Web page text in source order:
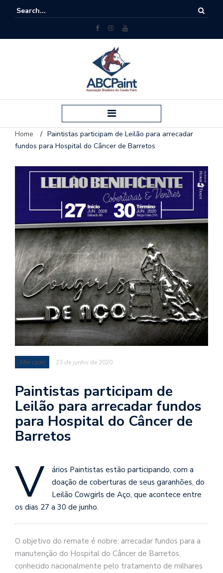
Home / Paintistas participam de Leilão para arrecadar
fundos para Hospital do Câncer de Barretos
Mercado 23 de junho de 2020
Paintistas participam de
Leilão para arrecadar fundos
para Hospital do Câncer de
Barretos
V
ários Paintistas estão participando, com a
doação de coberturas de seus garanhões, do
Leilão Cowgirls de Aço, que acontece entre
os dias 27 a 30 de junho.
O objetivo do remate é nobre: arrecadar fundos para a
manutenção do Hospital do Câncer de Barretos,
conhecido nacionalmente pelo tratamento de milhares